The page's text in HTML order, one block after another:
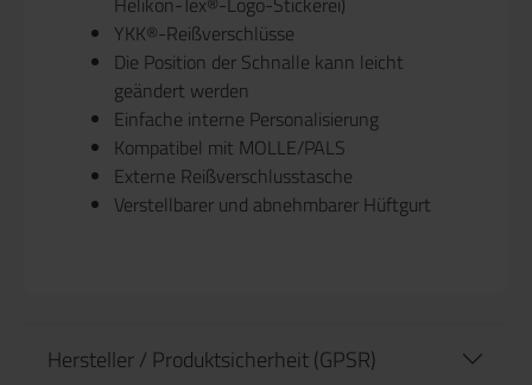
YKK®-Reißverschlüsse
Die Position der Schnalle kann leicht
geändert werden
Einfache interne Personalisierung
Kompatibel mit MOLLE/PALS
Externe Reißverschlusstasche
Verstellbarer und abnehmbarer Hüftgurt
Hersteller / Produktsicherheit (GPSR)